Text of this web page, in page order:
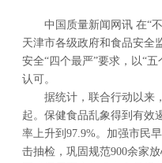
中国质量新闻网讯 在“
天津市各级政府和食品安全
安全“四个最严”要求，以“
认可。
据统计，联合行动以来
起。保健食品乱象得到有效
率上升到97.9%。加强市民
击抽检，巩固规范900余家